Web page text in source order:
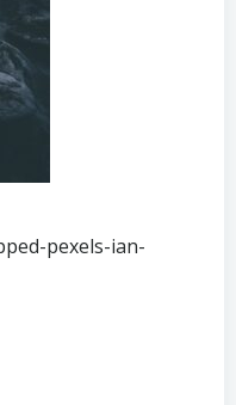
pexels-ian-